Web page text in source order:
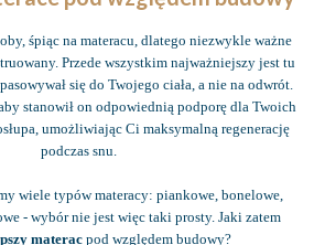
śpiąc na materacu, dlatego niezwykle ważne
Przede wszystkim najważniejszy jest tu
się do Twojego ciała, a nie na odwrót.
stanowił on odpowiednią podporę dla Twoich
umożliwiając Ci maksymalną regenerację
podczas snu.
wiele typów materacy: piankowe, bonelowe,
- wybór nie jest więc taki prosty. Jaki zatem
materacpod względem budowy?